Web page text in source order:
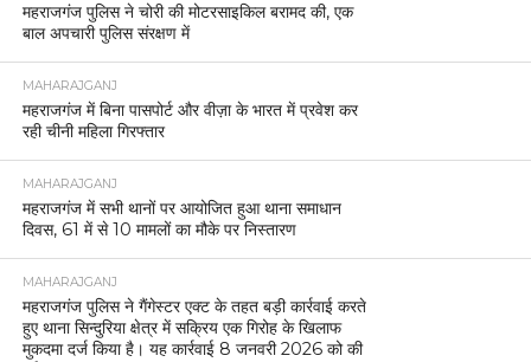
महराजगंज पुलिस ने चोरी की मोटरसाइकिल बरामद की, एक
बाल अपचारी पुलिस संरक्षण में
MAHARAJGANJ
महराजगंज में बिना पासपोर्ट और वीज़ा के भारत में प्रवेश कर
रही चीनी महिला गिरफ्तार
MAHARAJGANJ
महराजगंज में सभी थानों पर आयोजित हुआ थाना समाधान
दिवस, 61 में से 10 मामलों का मौके पर निस्तारण
MAHARAJGANJ
महराजगंज पुलिस ने गैंगेस्टर एक्ट के तहत बड़ी कार्रवाई करते
हुए थाना सिन्दुरिया क्षेत्र में सक्रिय एक गिरोह के खिलाफ
मुकदमा दर्ज किया है। यह कार्रवाई 8 जनवरी 2026 को की